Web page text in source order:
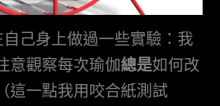
己身上做過一些實驗：我
意觀察每次瑜伽總是如何改
這一點我用咬合紙測試